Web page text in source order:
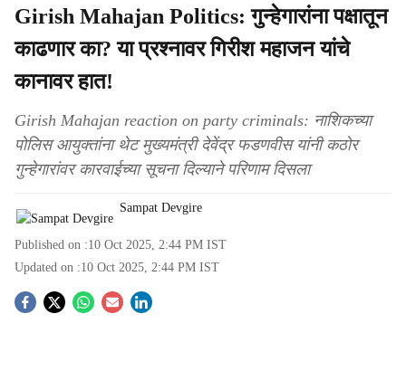
Girish Mahajan Politics: गुन्हेगारांना पक्षातून
काढणार का? या प्रश्नावर गिरीश महाजन यांचे
कानावर हात!
Girish Mahajan reaction on party criminals: नाशिकच्या
पोलिस आयुक्तांना थेट मुख्यमंत्री देवेंद्र फडणवीस यांनी कठोर
गुन्हेगारांवर कारवाईच्या सूचना दिल्याने परिणाम दिसला
Sampat Devgire
Published on :10 Oct 2025, 2:44 PM IST
Updated on :10 Oct 2025, 2:44 PM IST
S